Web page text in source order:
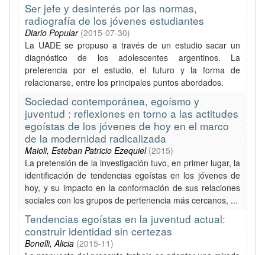
Ser jefe y desinterés por las normas,
radiografía de los jóvenes estudiantes
Diario Popular (2015-07-30)
La UADE se propuso a través de un estudio sacar un
diagnóstico de los adolescentes argentinos. La
preferencia por el estudio, el futuro y la forma de
relacionarse, entre los principales puntos abordados.
Sociedad contemporánea, egoísmo y
juventud : reflexiones en torno a las actitudes
egoístas de los jóvenes de hoy en el marco
de la modernidad radicalizada
Maioli, Esteban Patricio Ezequiel (2015)
La pretensión de la investigación tuvo, en primer lugar, la
identificación de tendencias egoístas en los jóvenes de
hoy, y su impacto en la conformación de sus relaciones
sociales con los grupos de pertenencia más cercanos, ...
Tendencias egoístas en la juventud actual:
construir identidad sin certezas
Bonelli, Alicia (2015-11)